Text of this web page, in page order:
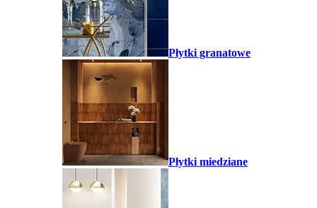
Płytki granatowe
Płytki miedziane